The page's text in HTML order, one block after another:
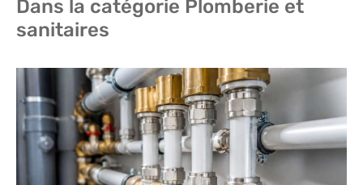
Dans la catégorie Plomberie et
sanitaires